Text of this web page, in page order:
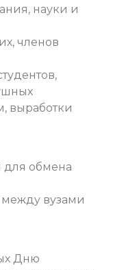
науки и
членов
выработки
для обмена
вузами
Дню